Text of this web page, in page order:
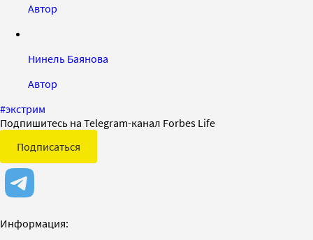
Автор
Нинель Баянова
Автор
#экстрим
Подпишитесь на Telegram-канал Forbes Life
Подписаться
Информация: